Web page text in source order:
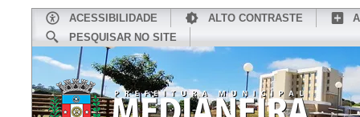
ACESSIBILIDADE ALTO CONTRASTE
PESQUISAR NO SITE